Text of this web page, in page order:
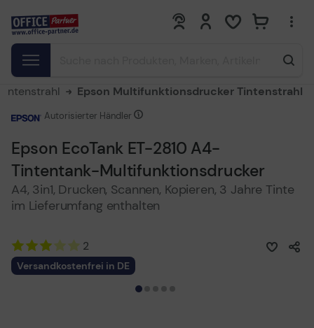
0 0
Epson Multifunktionsdrucker Tintenstrahl
Epson EcoTank ET-2810 A4-
Tintentank-Multifunktionsdrucker
A4, 3in1, Drucken, Scannen, Kopieren, 3 Jahre Tinte
im Lieferumfang enthalten
Autorisierter Händler
2
Versandkostenfrei in DE